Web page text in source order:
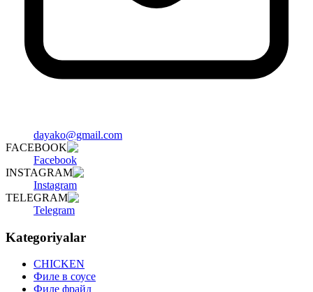
dayako@gmail.com
FACEBOOK
Facebook
INSTAGRAM
Instagram
TELEGRAM
Telegram
Kategoriyalar
CHICKEN
Филе в соусе
Филе фрайд